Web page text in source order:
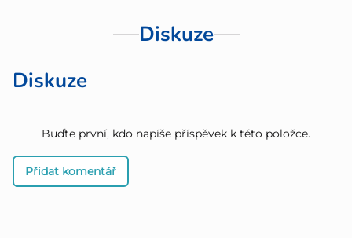
Diskuze
Diskuze
Buďte první, kdo napíše příspěvek k této položce.
Přidat komentář